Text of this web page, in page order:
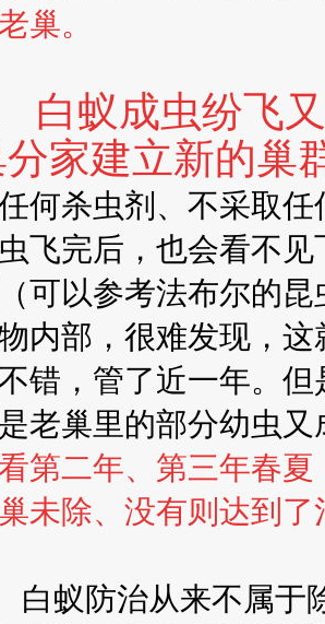
巢。
白蚁成虫纷飞
家建立新的巢
何杀虫剂、不采取
飞完后，也会看不
可以参考法布尔的
内部，很难发现，
错，管了近一年。
老巢里的部分幼虫又
第二年、第三年春夏
未除、没有则达到了
白蚁防治从来不属于